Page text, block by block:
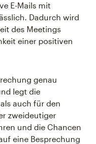
E-Mails mit
Dadurch wird
des Meetings
einer positiven
genau
legt die
auch für den
zweideutiger
und die Chancen
eine Besprechung